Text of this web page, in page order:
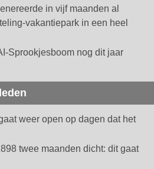
in vijf maanden al
vakantiepark in een heel
Sprookjesboom nog dit jaar
weer open op dagen dat het
twee maanden dicht: dit gaat